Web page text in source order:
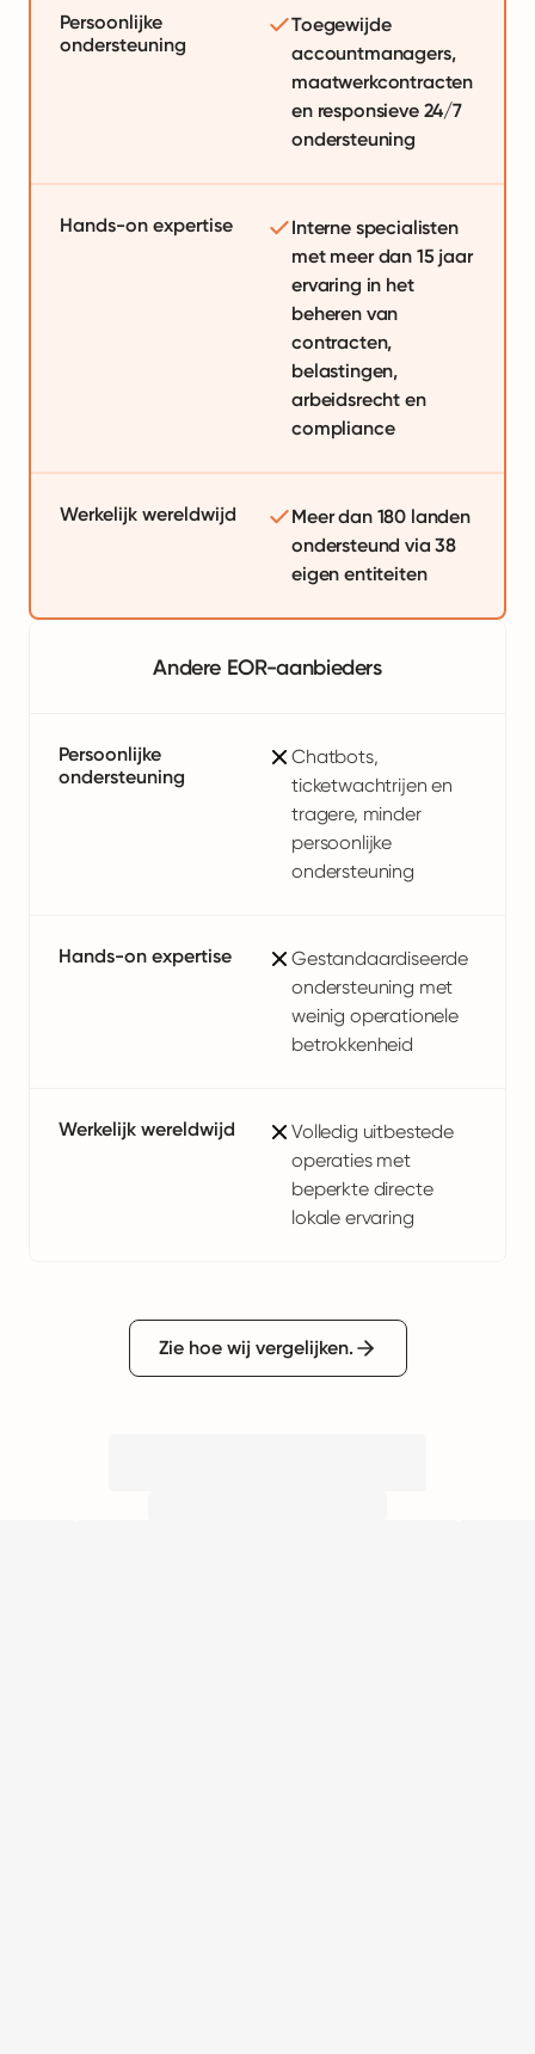
Persoonlijke
ondersteuning
Toegewijde
accountmanagers,
maatwerkcontracten
en responsieve 24/7
ondersteuning
Hands-on expertise
Interne specialisten
met meer dan 15 jaar
ervaring in het
beheren van
contracten,
belastingen,
arbeidsrecht en
compliance
Werkelijk wereldwijd
Meer dan 180 landen
ondersteund via 38
eigen entiteiten
Andere EOR-aanbieders
Persoonlijke
ondersteuning
Chatbots,
ticketwachtrijen en
tragere, minder
persoonlijke
ondersteuning
Hands-on expertise
Gestandaardiseerde
ondersteuning met
weinig operationele
betrokkenheid
Werkelijk wereldwijd
Volledig uitbestede
operaties met
beperkte directe
lokale ervaring
Zie hoe wij vergelijken.